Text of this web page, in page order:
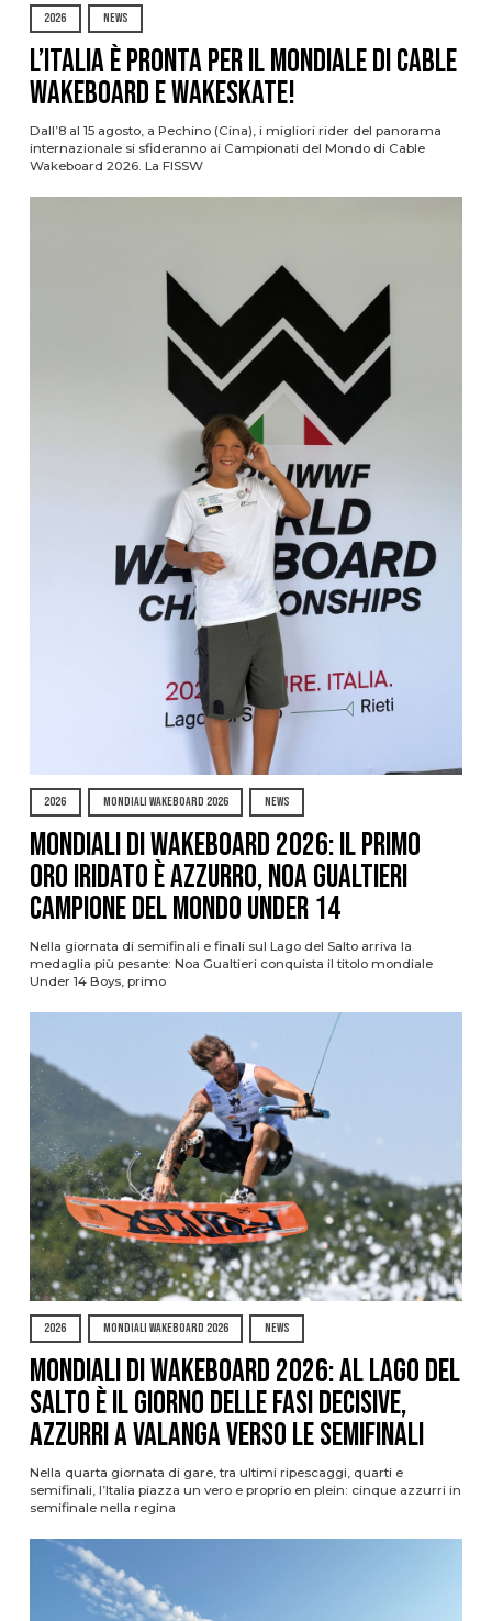
2026 NEWS
L’Italia è pronta per il Mondiale di Cable
Wakeboard e Wakeskate!
Dall’8 al 15 agosto, a Pechino (Cina), i migliori rider del panorama
internazionale si sfideranno ai Campionati del Mondo di Cable
Wakeboard 2026. La FISSW
2026 MONDIALI WAKEBOARD 2026 NEWS
Mondiali di Wakeboard 2026: il primo
oro iridato è azzurro, Noa Gualtieri
campione del mondo Under 14
Nella giornata di semifinali e finali sul Lago del Salto arriva la
medaglia più pesante: Noa Gualtieri conquista il titolo mondiale
Under 14 Boys, primo
2026 MONDIALI WAKEBOARD 2026 NEWS
Mondiali di Wakeboard 2026: al Lago del
Salto è il giorno delle fasi decisive,
azzurri a valanga verso le semifinali
Nella quarta giornata di gare, tra ultimi ripescaggi, quarti e
semifinali, l’Italia piazza un vero e proprio en plein: cinque azzurri in
semifinale nella regina